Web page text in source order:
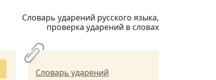
Словарь ударений русского языка,
проверка ударений в словах
Словарь ударений